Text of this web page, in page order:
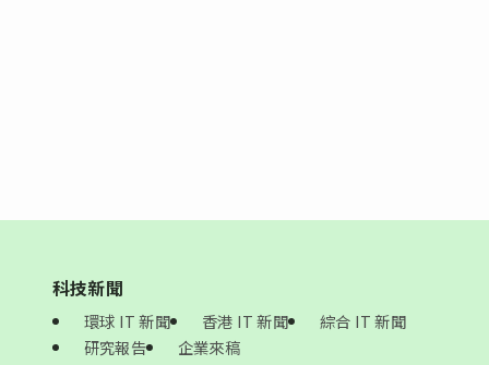
科技新聞
環球 IT 新聞 香港 IT 新聞
綜合 IT 新聞
研究報告
企業來稿